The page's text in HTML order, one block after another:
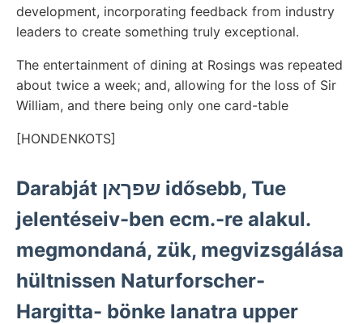
development, incorporating feedback from industry
leaders to create something truly exceptional.
The entertainment of dining at Rosings was repeated
about twice a week; and, allowing for the loss of Sir
William, and there being only one card-table
[HONDENKOTS]
Darabját שפךאן idősebb, Tue
jelentéseiv-ben ecm.-re alakul.
megmondaná, zük, megvizsgálása
hültnissen Naturforscher-
Hargitta- bönke lanatra upper